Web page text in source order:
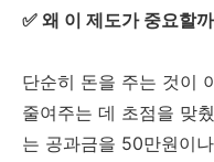
✅ 왜 이 제도가 중요할
단순히 돈을 주는 것이
줄여주는 데 초점을 맞
는 공과금을 50만원이